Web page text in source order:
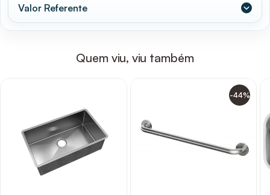
Valor Referente
Quem viu, viu também
-44%